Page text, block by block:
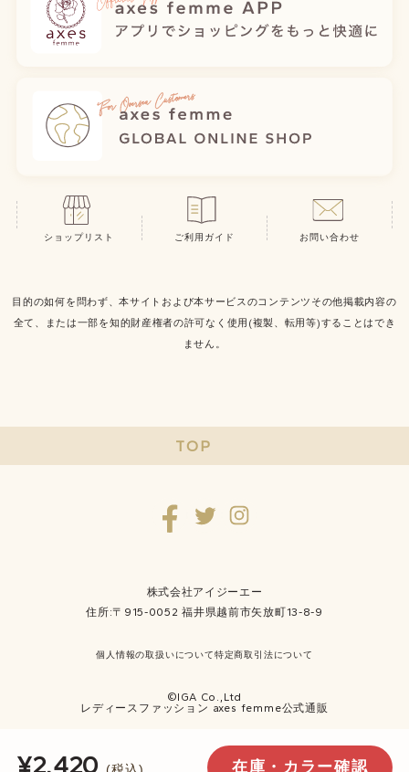
¥2,420 (税込) 在庫・カラー確認
ショップリスト ご利用ガイド お問い合わせ
目的の如何を問わず、本サイトおよび本サービスのコンテンツその他掲載内容の
全て、または一部を知的財産権者の許可なく使用(複製、転用等)することはでき
ません。
TOP
株式会社アイジーエー
住所:〒915-0052 福井県越前市矢放町13-8-9
個人情報の取扱いについて特定商取引法について
©IGA Co.,Ltd
レディースファッション axes femme公式通販